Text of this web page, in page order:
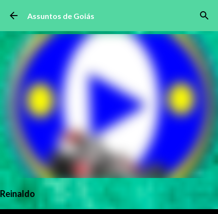
Pular para o conteúdo principal
Assuntos de Goiás
Reinaldo